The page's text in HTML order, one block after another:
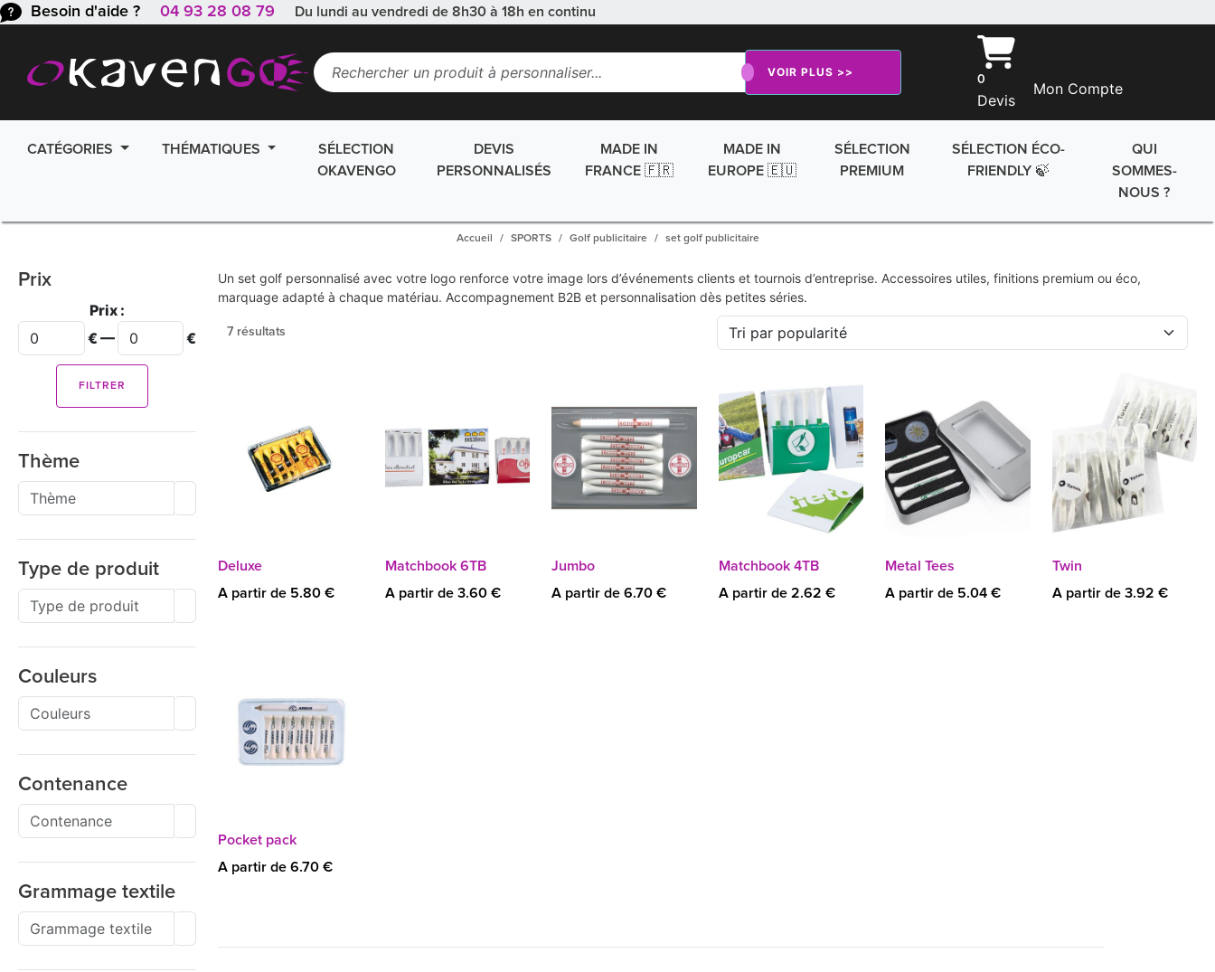
Besoin d'aide ? 04 93 28 08 79 Du lundi au vendredi de 8h30 à 18h en continu
VOIR PLUS >>
0
Devis
Mon Compte
CATÉGORIES THÉMATIQUES
SÉLECTION
OKAVENGO
DEVIS
PERSONNALISÉS
MADE IN
FRANCE 🇫🇷
MADE IN
EUROPE 🇪🇺
SÉLECTION
PREMIUM
SÉLECTION ÉCO-
FRIENDLY 🍃
QUI
SOMMES-
NOUS ?
Accueil SPORTS Golf publicitaire set golf publicitaire
Prix
FILTRER
€ — €
Prix :
Thème
Type de produit
Couleurs
Contenance
Grammage textile
Un set golf personnalisé avec votre logo renforce votre image lors d’événements clients et tournois d’entreprise. Accessoires utiles, finitions premium ou éco,
marquage adapté à chaque matériau. Accompagnement B2B et personnalisation dès petites séries.
7 résultats
Deluxe
A partir de 5.80 €
Matchbook 6TB
A partir de 3.60 €
Jumbo
A partir de 6.70 €
Matchbook 4TB
A partir de 2.62 €
Metal Tees
A partir de 5.04 €
Twin
A partir de 3.92 €
Pocket pack
A partir de 6.70 €